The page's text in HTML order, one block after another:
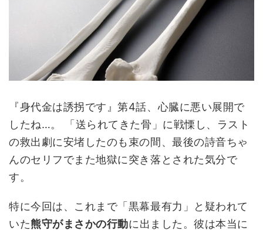
『身代金は誘拐です』第4話、心臓に悪い展開で
したね…。 「送られてきた骨」に戦慄し、ラスト
の救出劇に安堵したのも束の間、最後の詩音ちゃ
んのセリフでまた地獄に突き落とされた気分で
す。
特に今回は、これまで「黒幕最有力」と疑われて
いた熊守がまさかの行動に出ました。彼は本当に